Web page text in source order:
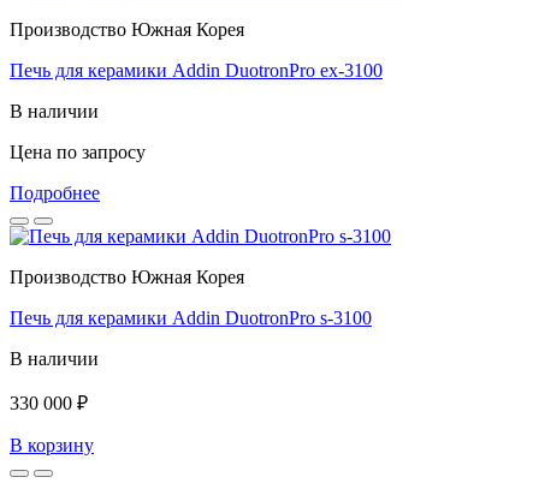
Производство Южная Корея
Печь для керамики Addin DuotronPro ex-3100
В наличии
Цена по запросу
Подробнее
Производство Южная Корея
Печь для керамики Addin DuotronPro s-3100
В наличии
330 000 ₽
В корзину